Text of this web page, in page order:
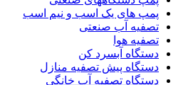
پمپ های یک اسب و نیم اسب
تصفیه آب صنعتی
تصفیه هوا
دستگاه آبسرد کن
دستگاه پیش تصفیه منازل
دستگاه تصفیه آب خانگی